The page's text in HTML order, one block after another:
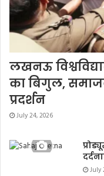
लखनऊ
का बिगुल,
प्रदर्शन
July 24, 2026
July